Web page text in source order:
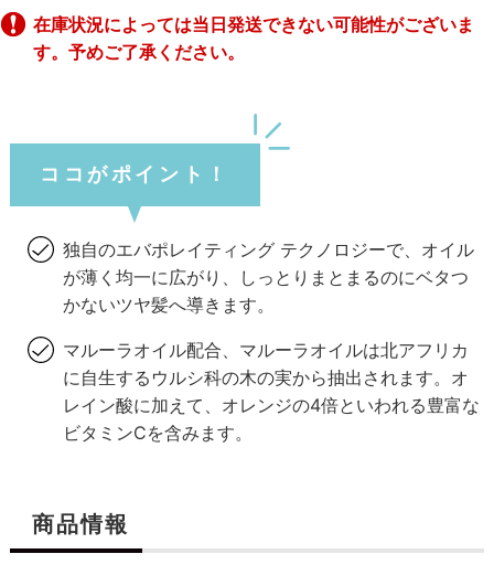
在庫状況によっては当日発送できない可能性がございま
す。予めご了承ください。
ココがポイント！
独自のエバポレイティング テクノロジーで、オイル
が薄く均一に広がり、しっとりまとまるのにベタつ
かないツヤ髪へ導きます。
マルーラオイル配合、マルーラオイルは北アフリカ
に自生するウルシ科の木の実から抽出されます。オ
レイン酸に加えて、オレンジの4倍といわれる豊富な
ビタミンCを含みます。
商品情報